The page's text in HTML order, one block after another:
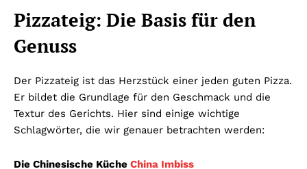
Pizzateig: Die Basis für den
Genuss
Der Pizzateig ist das Herzstück einer jeden guten Pizza.
Er bildet die Grundlage für den Geschmack und die
Textur des Gerichts. Hier sind einige wichtige
Schlagwörter, die wir genauer betrachten werden:
Die Chinesische Küche China Imbiss